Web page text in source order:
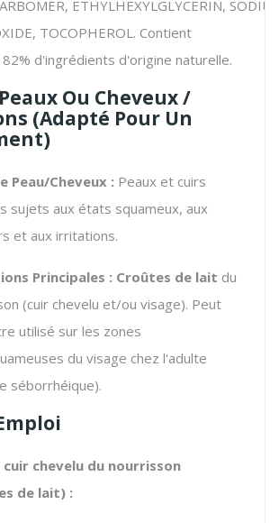
ETHYLHEXYLGLYCERIN,
TOCOPHEROL. Contient
d'ingrédients d'origine naturelle.
Ou Cheveux /
(Adapté Pour Un
Peau/Cheveux : Peaux et cuirs
sujets aux états squameux, aux
et aux irritations.
Principales : Croûtes de lait du
(cuir chevelu et/ou visage). Peut
utilisé sur les zones
du visage chez l'adulte
séborrhéique).
cuir chevelu du nourrisson
de lait) :